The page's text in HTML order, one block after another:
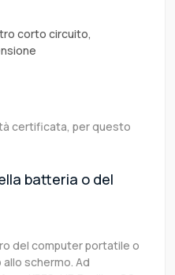
corto circuito,
certificata, per questo
batteria o del
del computer portatile o
schermo. Ad